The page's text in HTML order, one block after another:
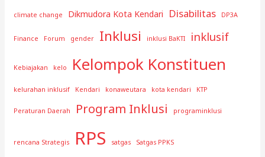
climate change Dikmudora Kota Kendari Disabilitas DP3A
Finance Forum gender Inklusi inklusi BaKTI inklusif
Kebiajakan kelo Kelompok Konstituen
kelurahan inklusif Kendari konaweutara kota kendari KTP
Peraturan Daerah Program Inklusi programinklusi
rencana Strategis RPS satgas Satgas PPKS